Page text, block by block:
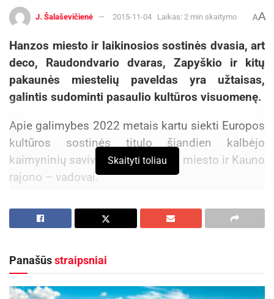
J. Šalaševičienė 2015-11-04 Laikas: 2 min skaitymo AA
Hanzos miesto ir laikinosios sostinės dvasia, art
deco, Raudondvario dvaras, Zapyškio ir kitų
pakaunės miestelių paveldas yra užtaisas,
galintis sudominti pasaulio kultūros visuomenę.
Apie galimybes 2022 metais kartu siekti Europos
kultūros sostinės titulo šiandien kalbėjo
kaimyninių savivaldybių – Kauno miesto ir Kauno
rajono – vadovai.
„Yra du administraciniai vienetai, tačiau istoriškai
jie sudaro vientisą Didijį Kauną, todėl turime
geriau panaudoti mūsų krašto privalumus“, –
kalbėjo Kauno rajono savivaldybės meras
Valerijus Makūnas.
Skaityti toliau
Panašūsstraipsniai